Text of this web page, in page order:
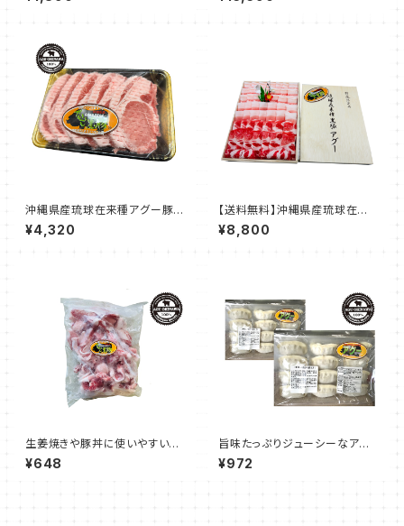
済）
沖縄県産琉球在来種アグー豚
ローストンカツ用 約1kg（約2
00g前後ｘ5枚入）
¥4,320
【送料無料】沖縄県産琉球在来
種アグー豚 しゃぶしゃぶ 贈答用
セット
¥8,800
生姜焼きや豚丼に使いやすい
アグーこま切れ 450g
¥648
旨味たっぷりジューシーなアグ
ー餃子（冷凍餃子）240g（12個
入）×2セット
¥972